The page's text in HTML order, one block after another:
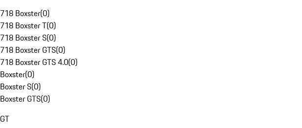
718 Boxster(0)
718 Boxster T(0)
718 Boxster S(0)
718 Boxster GTS(0)
718 Boxster GTS 4.0(0)
Boxster(0)
Boxster S(0)
Boxster GTS(0)
GT